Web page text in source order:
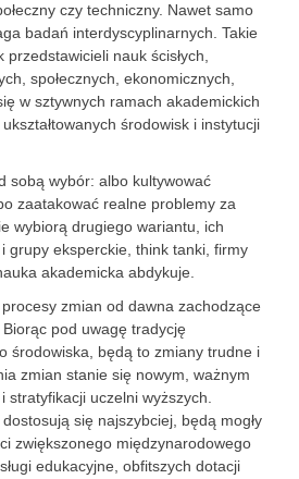
czy techniczny. Nawet samo
badań interdyscyplinarnych. Takie
przedstawicieli nauk ścisłych,
społecznych, ekonomicznych,
w sztywnych ramach akademickich
środowisk i instytucji
sobą wybór: albo kultywować
zaatakować realne problemy za
wybiorą drugiego wariantu, ich
grupy eksperckie, think tanki, firmy
akademicka abdykuje.
zmian od dawna zachodzące
pod uwagę tradycję
środowiska, będą to zmiany trudne i
zmian stanie się nowym, ważnym
stratyfikacji uczelni wyższych.
się najszybciej, będą mogły
zwiększonego międzynarodowego
edukacyjne, obfitszych dotacji